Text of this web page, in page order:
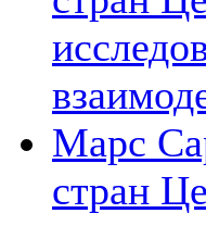
Марс
стран